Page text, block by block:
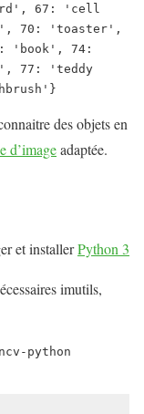
67: 'cell
70: 'toaster',
'book', 74:
77: 'teddy
des objets en
d’imageadaptée.
et installerPython 3
imutils,
python